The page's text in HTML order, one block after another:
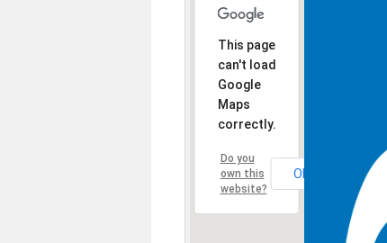
This page
can't load
Google
Maps
correctly.
Do you
own this
website?
OK